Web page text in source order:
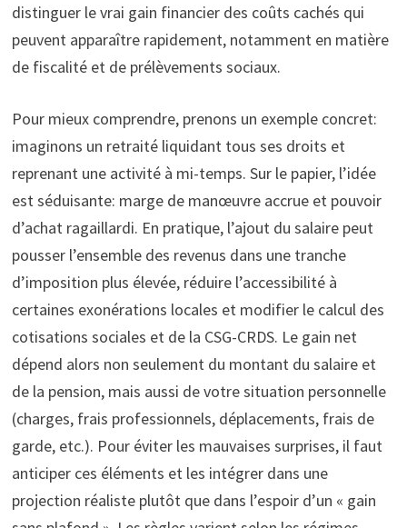
distinguer le vrai gain financier des coûts cachés qui
peuvent apparaître rapidement, notamment en matière
de fiscalité et de prélèvements sociaux.
Pour mieux comprendre, prenons un exemple concret:
imaginons un retraité liquidant tous ses droits et
reprenant une activité à mi-temps. Sur le papier, l’idée
est séduisante: marge de manœuvre accrue et pouvoir
d’achat ragaillardi. En pratique, l’ajout du salaire peut
pousser l’ensemble des revenus dans une tranche
d’imposition plus élevée, réduire l’accessibilité à
certaines exonérations locales et modifier le calcul des
cotisations sociales et de la CSG-CRDS. Le gain net
dépend alors non seulement du montant du salaire et
de la pension, mais aussi de votre situation personnelle
(charges, frais professionnels, déplacements, frais de
garde, etc.). Pour éviter les mauvaises surprises, il faut
anticiper ces éléments et les intégrer dans une
projection réaliste plutôt que dans l’espoir d’un « gain